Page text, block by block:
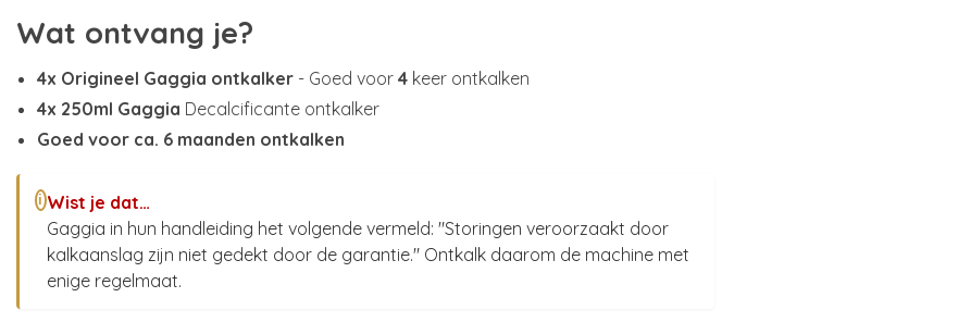
Wat ontvang je?
4x Origineel Gaggia ontkalker - Goed voor4 keer ontkalken
4x 250ml Gaggia Decalcificante ontkalker
Goed voor ca. 6 maanden ontkalken
i Wist je dat…
Gaggia in hun handleiding het volgende vermeld: "Storingen veroorzaakt door
kalkaanslag zijn niet gedekt door de garantie." Ontkalk daarom de machine met
enige regelmaat.